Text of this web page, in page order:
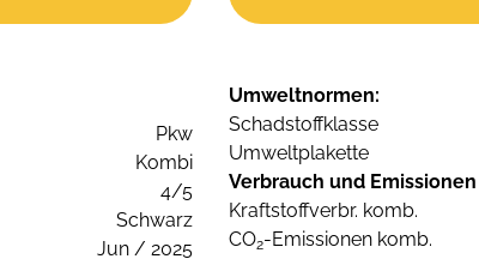
Pkw
Kombi
4/5
Schwarz
Jun / 2025
Umweltnormen:
Schadstoffklasse
Umweltplakette
Verbrauch und Emissionen
Kraftstoffverbr. komb.
CO2-Emissionen komb.